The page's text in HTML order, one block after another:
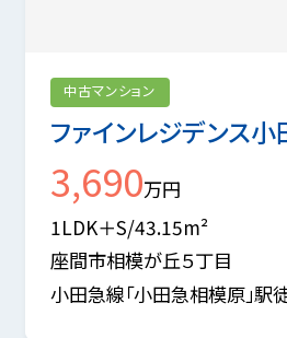
ファインレジデンス
中古マンション
3,690万円
1LDK＋S/43.15m²
座間市相模が丘５丁目
小田急線「小田急相模原」駅